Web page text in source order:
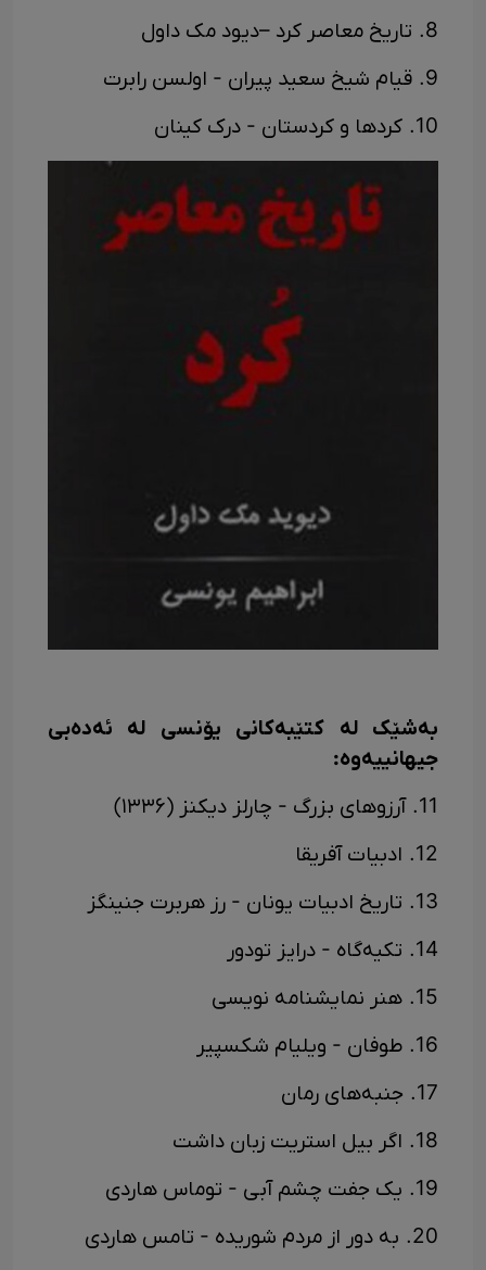
8. تاریخ معاصر کرد –دیود مک داول
9. قیام شیخ سعید پیران - اولسن رابرت
10. کردها و کردستان - درک کینان
به‌شێک له‌ کتێبه‌کانی یۆنسی له‌ ئه‌ده‌بی
جیهانییه‌وه‌:
11. آرزوهای بزرگ - چارلز دیکنز (۱۳۳۶)
12. ادبیات آفریقا
13. تاریخ ادبیات یونان - رز هربرت جنینگز
14. تکیه‌گاه - درایز تودور
15. هنر نمایشنامه نویسی
16. طوفان - ویلیام شکسپیر
17. جنبه‌های رمان
18. اگر بیل استریت زبان داشت
19. یک جفت چشم آبی - توماس هاردی
20. به دور از مردم شوریده - تامس هاردی